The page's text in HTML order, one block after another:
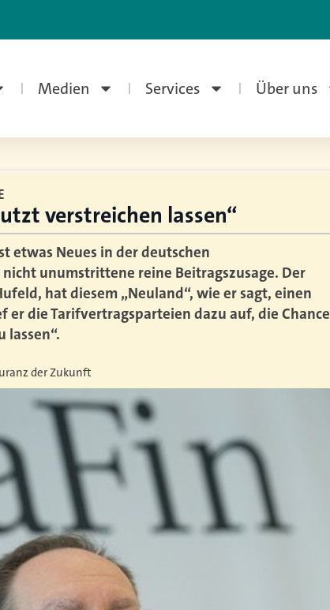
Medien Services Über uns
verstreichen lassen“
etwas Neues in der deutschen
unumstrittene reine Beitragszusage. Der
hat diesem „Neuland“, wie er sagt, einen
die Tarifvertragsparteien dazu auf, die Chance
lassen“.
der Zukunft